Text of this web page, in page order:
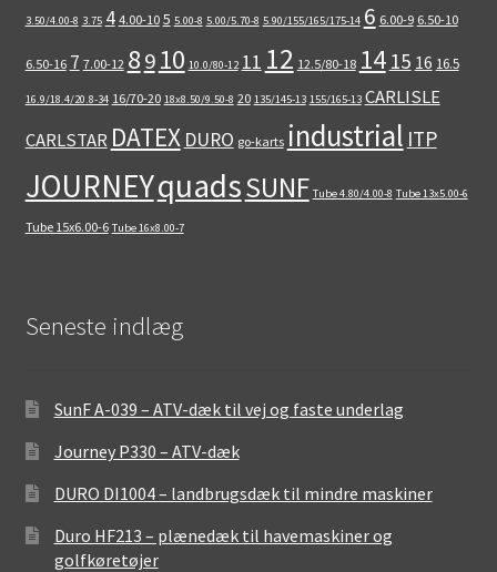
3.50/4.00-8 3.75 4 4.00-10 5 5.00-8 5.00/5.70-8 5.90/155/165/175-14 6 6.00-9 6.50-10
6.50-16 7 7.00-12 89 10 10.0/80-12 11 12 12.5/80-18 14 15 16 16.5
16.9/18.4/20.8-34 16/70-20 18x8.50/9.50-8 20 135/145-13 155/165-13 CARLISLE
CARLSTAR DATEX DURO go-karts industrial ITP
JOURNEYquadsSUNF Tube 4.80/4.00-8 Tube 13x5.00-6
Tube 15x6.00-6 Tube 16x8.00-7
Seneste indlæg
SunF A-039 – ATV-dæk til vej og faste underlag
Journey P330 – ATV-dæk
DURO DI1004 – landbrugsdæk til mindre maskiner
Duro HF213 – plænedæk til havemaskiner og
golfkøretøjer